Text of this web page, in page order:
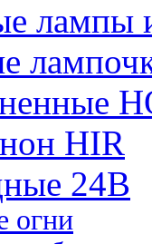
лампы
HIR
24B
огни